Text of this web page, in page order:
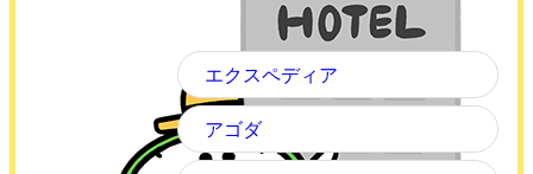
エクスペディア
アゴダ